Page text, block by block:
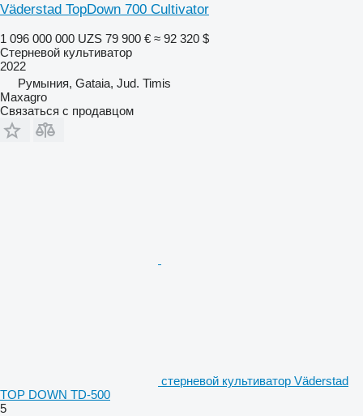
Väderstad TopDown 700 Cultivator
1 096 000 000 UZS 79 900 € ≈ 92 320 $
Стерневой культиватор
2022
Румыния, Gataia, Jud. Timis
Maxagro
Связаться с продавцом
стерневой культиватор Väderstad
TOP DOWN TD-500
5